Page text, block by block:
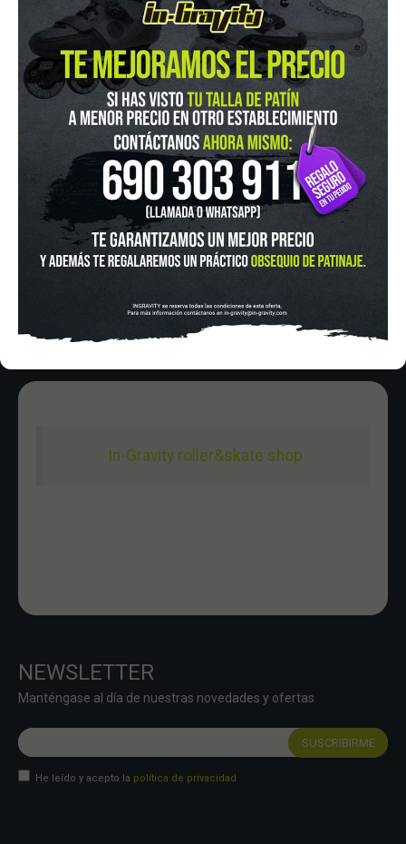
In-Gravity roller&skate shop
IN-GRAVITY MADRID RETIRO
Pza. Mariano de Cavia, 2
915 524 553
in-gravity@in-gravity.com
HORARIO
Lunes a Viernes de 12:00 - 20:30
Sabado De 10:00 - 20:30
Domingo 10:00-15:00
NEWSLETTER
Manténgase al día de nuestras novedades y ofertas
He leído y acepto la política de privacidad